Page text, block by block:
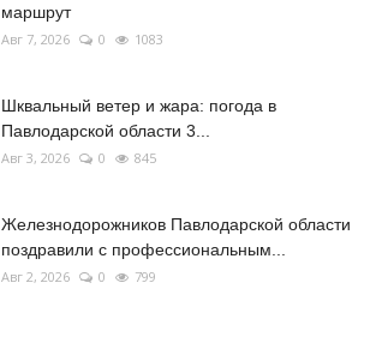
маршрут
Авг 7, 2026 0 1083
Шквальный ветер и жара: погода в
Павлодарской области 3...
Авг 3, 2026 0 845
Железнодорожников Павлодарской области
поздравили с профессиональным...
Авг 2, 2026 0 799